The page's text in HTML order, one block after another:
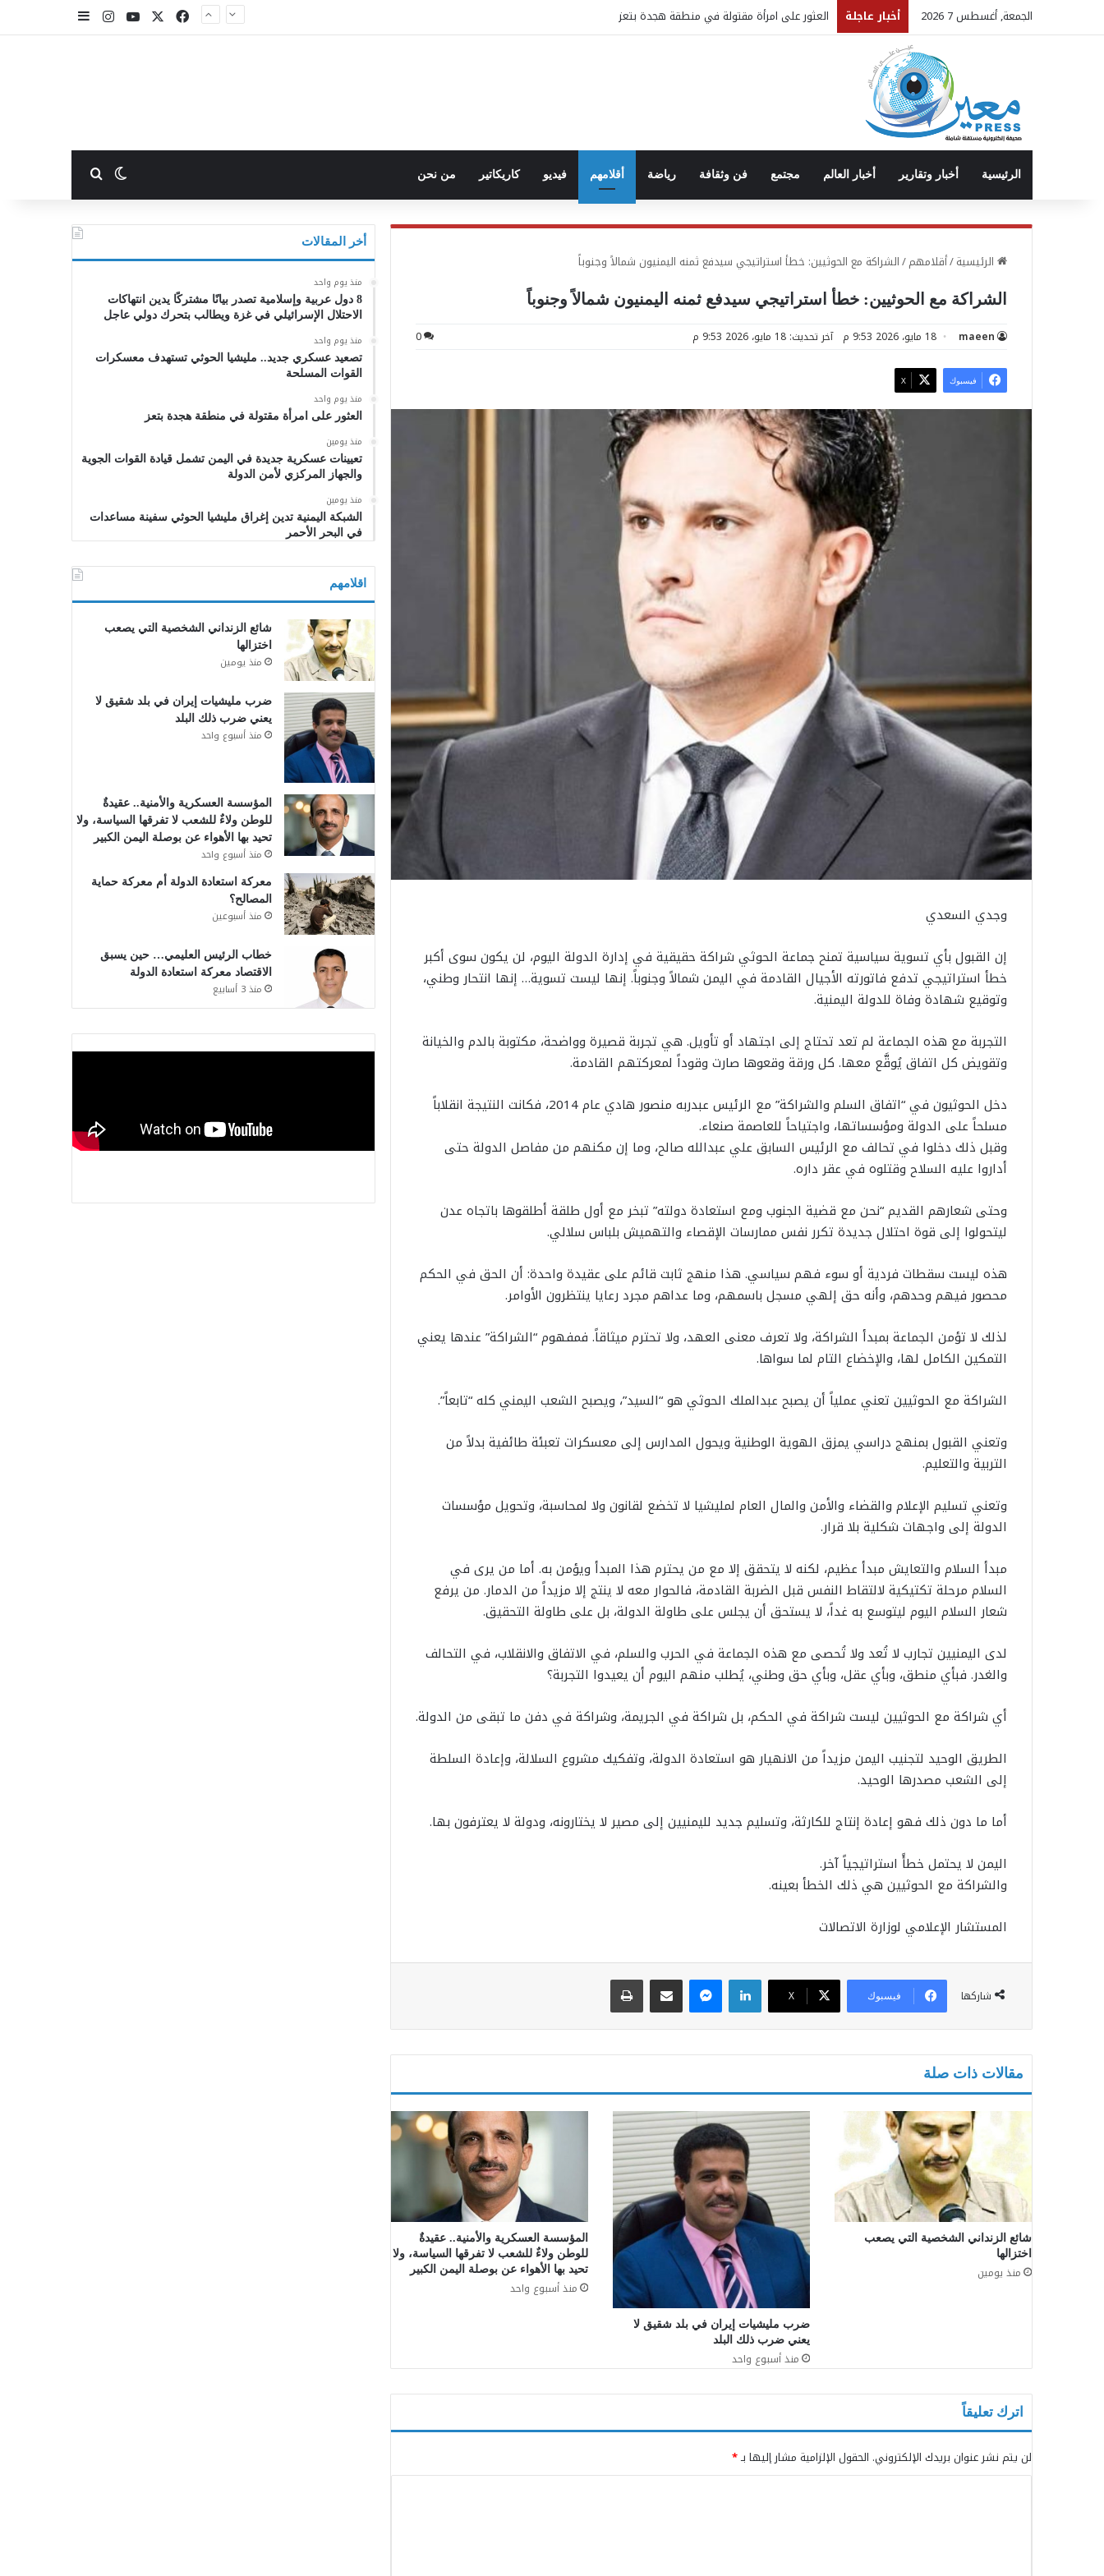
الجمعة, أغسطس 7 2026 أخبار عاجلة العثور على امرأة مقتولة في منطقة هجدة بتعز فيسبوكيوتيوبانستقرامإضافة عمود
الرئيسية أخبار وتقارير أخبار العالم مجتمع فن وثقافة رياضة أقلامهم فيديو كاريكاتير من نحن الوضع المظلم
بحث عن
الرئيسية/أقلامهم/الشراكة مع الحوثيين: خطأ استراتيجي سيدفع ثمنه اليمنيون شمالاً وجنوباً
الشراكة مع الحوثيين: خطأ استراتيجي سيدفع ثمنه اليمنيون شمالاً وجنوباً
maeen 18 مايو، 2026 9:53 م آخر تحديث: 18 مايو، 2026 9:53 م 0
فيسبوك X
وجدي السعدي
إن القبول بأي تسوية سياسية تمنح جماعة الحوثي شراكة حقيقية في إدارة الدولة اليوم، لن يكون سوى أكبر
خطأ استراتيجي تدفع فاتورته الأجيال القادمة في اليمن شمالاً وجنوباً. إنها ليست تسوية… إنها انتحار وطني،
وتوقيع شهادة وفاة للدولة اليمنية.
التجربة مع هذه الجماعة لم تعد تحتاج إلى اجتهاد أو تأويل. هي تجربة قصيرة وواضحة، مكتوبة بالدم والخيانة
وتقويض كل اتفاق يُوقَّع معها. كل ورقة وقعوها صارت وقوداً لمعركتهم القادمة.
دخل الحوثيون في “اتفاق السلم والشراكة” مع الرئيس عبدربه منصور هادي عام 2014، فكانت النتيجة انقلاباً
مسلحاً على الدولة ومؤسساتها، واجتياحاً للعاصمة صنعاء.
وقبل ذلك دخلوا في تحالف مع الرئيس السابق علي عبدالله صالح، وما إن مكنهم من مفاصل الدولة حتى
أداروا عليه السلاح وقتلوه في عقر داره.
وحتى شعارهم القديم “نحن مع قضية الجنوب ومع استعادة دولته” تبخر مع أول طلقة أطلقوها باتجاه عدن
ليتحولوا إلى قوة احتلال جديدة تكرر نفس ممارسات الإقصاء والتهميش بلباس سلالي.
هذه ليست سقطات فردية أو سوء فهم سياسي. هذا منهج ثابت قائم على عقيدة واحدة: أن الحق في الحكم
محصور فيهم وحدهم، وأنه حق إلهي مسجل باسمهم، وما عداهم مجرد رعايا ينتظرون الأوامر.
لذلك لا تؤمن الجماعة بمبدأ الشراكة، ولا تعرف معنى العهد، ولا تحترم ميثاقاً. فمفهوم “الشراكة” عندها يعني
التمكين الكامل لها، والإخضاع التام لما سواها.
الشراكة مع الحوثيين تعني عملياً أن يصبح عبدالملك الحوثي هو “السيد”، ويصبح الشعب اليمني كله “تابعاً”.
وتعني القبول بمنهج دراسي يمزق الهوية الوطنية ويحول المدارس إلى معسكرات تعبئة طائفية بدلاً من
التربية والتعليم.
وتعني تسليم الإعلام والقضاء والأمن والمال العام لمليشيا لا تخضع لقانون ولا لمحاسبة، وتحويل مؤسسات
الدولة إلى واجهات شكلية بلا قرار.
مبدأ السلام والتعايش مبدأ عظيم، لكنه لا يتحقق إلا مع من يحترم هذا المبدأ ويؤمن به. أما من يرى في
السلام مرحلة تكتيكية لالتقاط النفس قبل الضربة القادمة، فالحوار معه لا ينتج إلا مزيداً من الدمار. من يرفع
شعار السلام اليوم ليتوسع به غداً، لا يستحق أن يجلس على طاولة الدولة، بل على طاولة التحقيق.
لدى اليمنيين تجارب لا تُعد ولا تُحصى مع هذه الجماعة في الحرب والسلم، في الاتفاق والانقلاب، في التحالف
والغدر. فبأي منطق، وبأي عقل، وبأي حق وطني، يُطلب منهم اليوم أن يعيدوا التجربة؟
أي شراكة مع الحوثيين ليست شراكة في الحكم، بل شراكة في الجريمة، وشراكة في دفن ما تبقى من الدولة.
الطريق الوحيد لتجنيب اليمن مزيداً من الانهيار هو استعادة الدولة، وتفكيك مشروع السلالة، وإعادة السلطة
إلى الشعب مصدرها الوحيد.
أما ما دون ذلك فهو إعادة إنتاج للكارثة، وتسليم جديد لليمنيين إلى مصير لا يختارونه، ودولة لا يعترفون بها.
اليمن لا يحتمل خطأً استراتيجياً آخر.
والشراكة مع الحوثيين هي ذلك الخطأ بعينه.
المستشار الإعلامي لوزارة الاتصالات
شاركها فيسبوك X
لينكدإن ماسنجر مشاركة عبر البريد طباعة
مقالات ذات صلة
شائع الزنداني الشخصية التي يصعب
اختزالها
منذ يومين
ضرب مليشيات إيران في بلد شقيق لا
يعني ضرب ذلك البلد
منذ أسبوع واحد
المؤسسة العسكرية والأمنية.. عقيدةٌ
للوطن ولاءٌ للشعب لا تفرقها السياسة، ولا
تحيد بها الأهواء عن بوصلة اليمن الكبير
منذ أسبوع واحد
اترك تعليقاً
لن يتم نشر عنوان بريدك الإلكتروني. الحقول الإلزامية مشار إليها بـ*
أخر المقالات
منذ يوم واحد
8 دول عربية وإسلامية تصدر بيانًا مشتركًا يدين انتهاكات
الاحتلال الإسرائيلي في غزة ويطالب بتحرك دولي عاجل
منذ يوم واحد
تصعيد عسكري جديد.. مليشيا الحوثي تستهدف معسكرات
القوات المسلحة
منذ يوم واحد
العثور على امرأة مقتولة في منطقة هجدة بتعز
منذ يومين
تعيينات عسكرية جديدة في اليمن تشمل قيادة القوات الجوية
والجهاز المركزي لأمن الدولة
منذ يومين
الشبكة اليمنية تدين إغراق مليشيا الحوثي سفينة مساعدات
في البحر الأحمر
اقلامهم
شائع الزنداني الشخصية التي يصعب
اختزالها
منذ يومين
ضرب مليشيات إيران في بلد شقيق لا
يعني ضرب ذلك البلد
منذ أسبوع واحد
المؤسسة العسكرية والأمنية.. عقيدةٌ
للوطن ولاءٌ للشعب لا تفرقها السياسة، ولا
تحيد بها الأهواء عن بوصلة اليمن الكبير
منذ أسبوع واحد
معركة استعادة الدولة أم معركة حماية
المصالح؟
منذ أسبوعين
خطاب الرئيس العليمي… حين يسبق
الاقتصاد معركة استعادة الدولة
منذ 3 أسابيع